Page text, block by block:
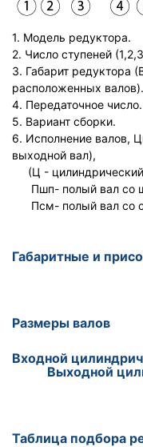
1. Модель редуктора.
2. Число ступеней
3. Габарит редуктора
расположенных валов).
4. Передаточное число.
5. Вариант сборки.
6. Исполнение валов,
выходной вал),
(Ц - цилиндрический
Пшп- полый вал со
Псм- полый вал со
Габаритные и
Входной
Выходной
Таблица подбора